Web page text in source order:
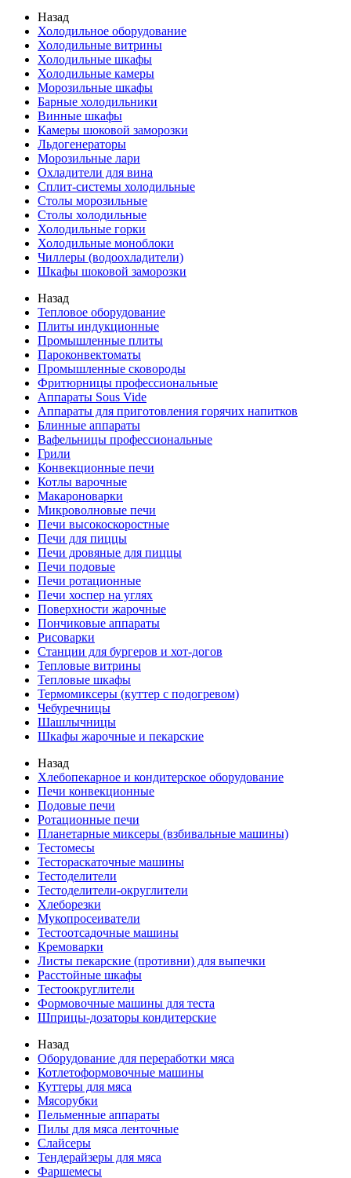
Назад
Холодильное оборудование
Холодильные витрины
Холодильные шкафы
Холодильные камеры
Морозильные шкафы
Барные холодильники
Винные шкафы
Камеры шоковой заморозки
Льдогенераторы
Морозильные лари
Охладители для вина
Сплит-системы холодильные
Столы морозильные
Столы холодильные
Холодильные горки
Холодильные моноблоки
Чиллеры (водоохладители)
Шкафы шоковой заморозки
Назад
Тепловое оборудование
Плиты индукционные
Промышленные плиты
Пароконвектоматы
Промышленные сковороды
Фритюрницы профессиональные
Аппараты Sous Vide
Аппараты для приготовления горячих напитков
Блинные аппараты
Вафельницы профессиональные
Грили
Конвекционные печи
Котлы варочные
Макароноварки
Микроволновые печи
Печи высокоскоростные
Печи для пиццы
Печи дровяные для пиццы
Печи подовые
Печи ротационные
Печи хоспер на углях
Поверхности жарочные
Пончиковые аппараты
Рисоварки
Станции для бургеров и хот-догов
Тепловые витрины
Тепловые шкафы
Термомиксеры (куттер с подогревом)
Чебуречницы
Шашлычницы
Шкафы жарочные и пекарские
Назад
Хлебопекарное и кондитерское оборудование
Печи конвекционные
Подовые печи
Ротационные печи
Планетарные миксеры (взбивальные машины)
Тестомесы
Тестораскаточные машины
Тестоделители
Тестоделители-округлители
Хлеборезки
Мукопросеиватели
Тестоотсадочные машины
Кремоварки
Листы пекарские (противни) для выпечки
Расстойные шкафы
Тестоокруглители
Формовочные машины для теста
Шприцы-дозаторы кондитерские
Назад
Оборудование для переработки мяса
Котлетоформовочные машины
Куттеры для мяса
Мясорубки
Пельменные аппараты
Пилы для мяса ленточные
Слайсеры
Тендерайзеры для мяса
Фаршемесы